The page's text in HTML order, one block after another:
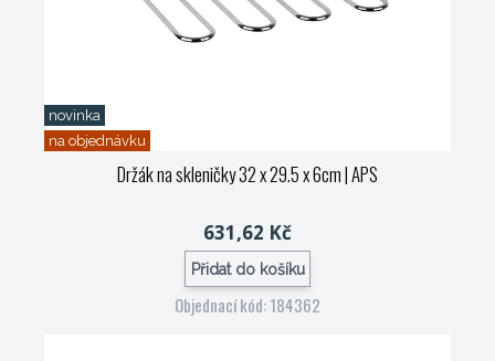
novinka
na objednávku
Držák na skleničky 32 x 29.5 x 6cm| APS
631,62 Kč
Přidat do košíku
Objednací kód: 184362